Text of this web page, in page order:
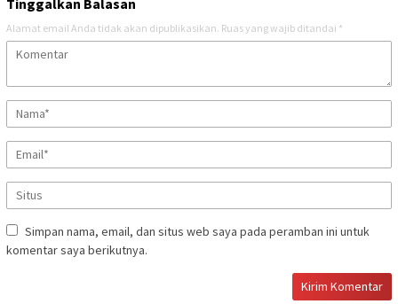
Alamat email Anda tidak akan dipublikasikan. Ruas yang wajib ditandai *
Simpan nama, email, dan situs web saya pada peramban ini untuk
komentar saya berikutnya.